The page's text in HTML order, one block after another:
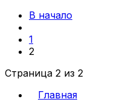
В начало
1
2
Страница 2 из 2
Главная